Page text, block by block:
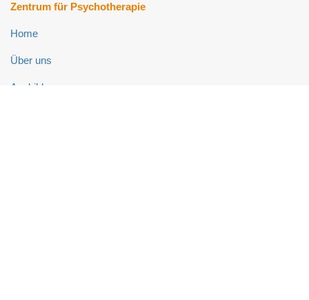
Zentrum für Psychotherapie
Home
Über uns
Ausbildung